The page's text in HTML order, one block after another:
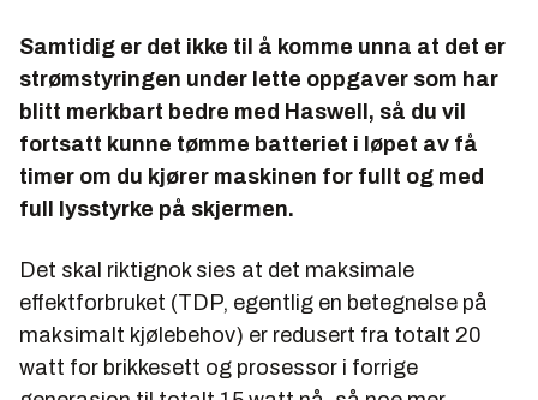
Samtidig er det ikke til å komme unna at det er
strømstyringen under lette oppgaver som har
blitt merkbart bedre med Haswell, så du vil
fortsatt kunne tømme batteriet i løpet av få
timer om du kjører maskinen for fullt og med
full lysstyrke på skjermen.
Det skal riktignok sies at det maksimale
effektforbruket (TDP, egentlig en betegnelse på
maksimalt kjølebehov) er redusert fra totalt 20
watt for brikkesett og prosessor i forrige